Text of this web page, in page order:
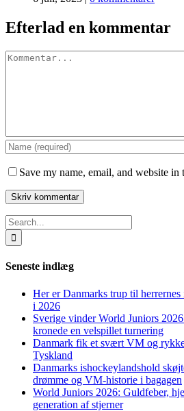
Efterlad en kommentar
Comment
Save my name, email, and website
Search
for:
Seneste indlæg
Her er Danmarks trup til
i 2026
Sverige vinder World Juniors
kronede en velspillet turnering
Danmark fik et svært VM og
Tyskland
Danmarks ishockeylandshold
drømme og VM-historie i bagagen
World Juniors 2026: Guldfeber,
generation af stjerner